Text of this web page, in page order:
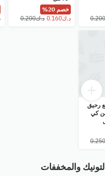
خصم 20%
⁦د.ك0.160⁩
⁦د.ك0.200⁩
رحيق
كي
والمخففات